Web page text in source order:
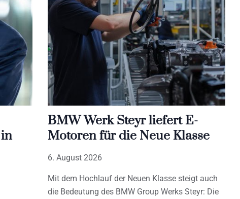
BMW Werk Steyr liefert E-
Motoren für die Neue Klasse
6. August 2026
Mit dem Hochlauf der Neuen Klasse steigt auch
die Bedeutung des BMW Group Werks Steyr: Die